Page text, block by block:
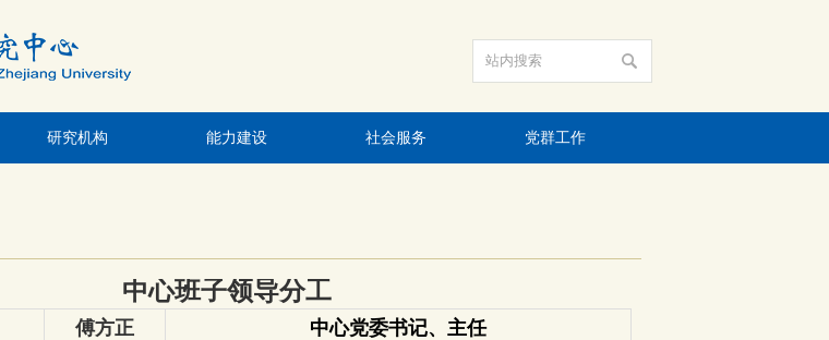
研究机构 能力建设 社会服务 党群工作
中心班子领导分工
傅方正 中心党委书记、主任